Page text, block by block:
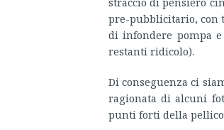
pre-pubblicitario, con
di infondere pompa
restanti ridicolo).
Di conseguenza ci
ragionata di alcuni
punti forti della